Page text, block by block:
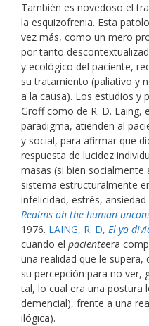
También es novedoso el
la esquizofrenia. Esta
vez más, como un mero
por tanto
y ecológico del paciente,
su tratamiento (paliativo y
a la causa). Los estudios y
Groff como de R. D. Laing,
paradigma, atienden al
y social, para afirmar que
respuesta de lucidez
masas (si bien
sistema estructuralmente
infelicidad, estrés,
Realms oh the human
1976. LAING, R. D, El yo
cuando el pacienteera
una realidad que le
su percepción para no ver,
tal, lo cual era una postura
demencial), frente a una
ilógica).